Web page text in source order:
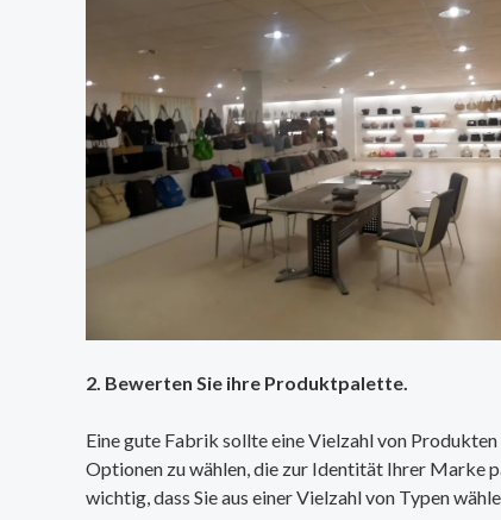
2. Bewerten Sie ihre Produktpalette.
Eine gute Fabrik sollte eine Vielzahl von
Optionen zu wählen, die zur Identität Ihrer Marke
wichtig, dass Sie aus einer Vielzahl von Typen